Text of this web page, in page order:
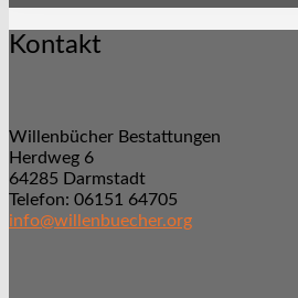
Kontakt
Willenbücher Bestattungen
Herdweg 6
64285 Darmstadt
Telefon: 06151 64705
info@willenbuecher.org